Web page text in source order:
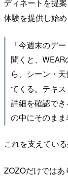
ディネートを提
体験を提供し始め
「今週末のデ
聞くと、
ら、シーン・
てくる。テキ
詳細を確認で
の中にそのまま
これを支えてい
ZOZOだけでは